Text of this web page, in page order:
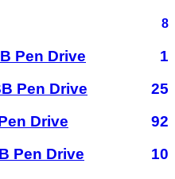
8
Pen Drive
1
Pen Drive
25
Drive
92
Pen Drive
10